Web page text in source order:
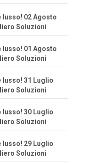
lusso! 02 Agosto
Soluzioni
lusso! 01 Agosto
Soluzioni
lusso! 31 Luglio
Soluzioni
lusso! 30 Luglio
Soluzioni
lusso! 29 Luglio
Soluzioni